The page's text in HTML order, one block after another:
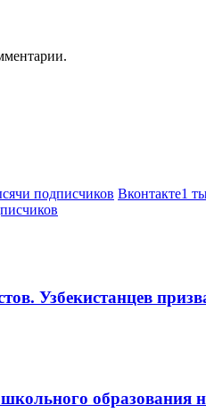
подписчиков Вконтакте1
Узбекистанцев
образования